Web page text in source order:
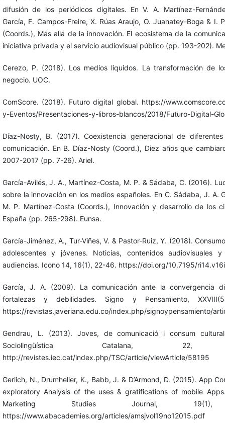
difusión de los periódicos digitales. En V. A. Martínez-
García, F. Campos-Freire, X. Rúas Araujo, O. Juanatey-Boga & I.
(Coords.), Más allá de la innovación. El ecosistema de la
iniciativa privada y el servicio audiovisual público (pp. 193-202).
Cerezo, P. (2018). Los medios líquidos. La transformación de
negocio. UOC.
ComScore. (2018). Futuro digital global. https://
y-Eventos/Presentaciones-y-libros-blancos/2018/Futuro-Digital-
Díaz-Nosty, B. (2017). Coexistencia generacional de
comunicación. En B. Díaz-Nosty (Coord.), Diez años que
2007-2017 (pp. 7-26). Ariel.
García-Avilés, J. A., Martínez-Costa, M. P. & Sádaba, C. (2016).
sobre la innovación en los medios españoles. En C. Sádaba, J. A.
M. P. Martínez-Costa (Coords.), Innovación y desarrollo de los
España (pp. 265-298). Eunsa.
García-Jiménez, A., Tur-Viñes, V. & Pastor-Ruiz, Y. (2018).
adolescentes y jóvenes. Noticias, contenidos audiovisuales
audiencias. Icono 14, 16(1), 22-46. https://doi.org/10.7195/
García, J. A. (2009). La comunicación ante la convergencia
fortalezas y debilidades. Signo y Pensamiento,
https://revistas.javeriana.edu.co/index.php/signoypensamiento/
Gendrau, L. (2013). Joves, de comunicació i consum
Sociolingüística Catalana, 22,
http://revistes.iec.cat/index.php/TSC/article/viewArticle/58195
Gerlich, N., Drumheller, K., Babb, J. & D’Armond, D. (2015). App
exploratory Analysis of the uses & gratifications of mobile
Marketing Studies Journal,
https://www.abacademies.org/articles/amsjvol19no12015.pdf